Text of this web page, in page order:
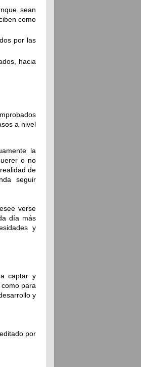
sean
como
por las
hacia
a nivel
la
o no
de
seguir
verse
día más
y
captar y
para
y
por